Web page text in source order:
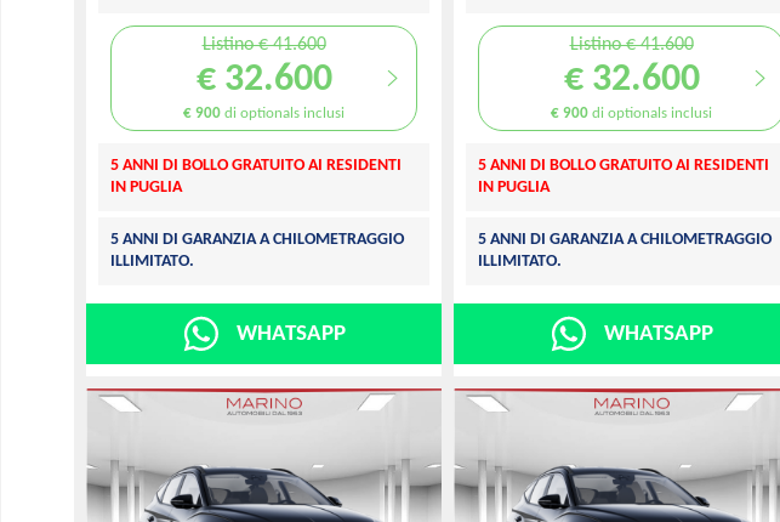
Listino € 41.600
€ 32.600
€ 900 di optionals inclusi
5 ANNI DI BOLLO GRATUITO AI RESIDENTI
IN PUGLIA
5 ANNI DI GARANZIA A CHILOMETRAGGIO
ILLIMITATO.
WHATSAPP
Listino € 41.600
€ 32.600
€ 900 di optionals inclusi
5 ANNI DI BOLLO GRATUITO AI RESIDENTI
IN PUGLIA
5 ANNI DI GARANZIA A CHILOMETRAGGIO
ILLIMITATO.
WHATSAPP